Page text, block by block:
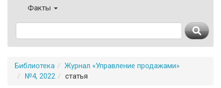
Факты
Библиотека
Журнал «Управление продажами»
№4, 2022
статья